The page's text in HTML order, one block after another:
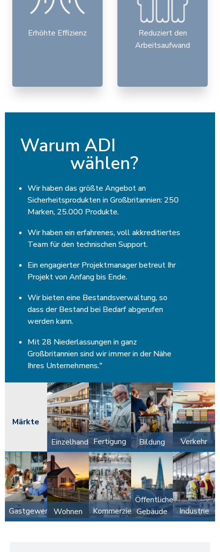
Erhöhte Effizienz
Reduziert den
Arbeitsaufwand
Warum ADI
wählen?
Wir haben das größte Angebot an
Sicherheitsprodukten in Großbritannien: 250
Marken, 25.000 Produkte.
Wir haben ein erfahrenes, voll akkreditiertes
Team für den technischen Support.
Ein engagierter Projektmanager betreut Ihr
Projekt von Anfang bis Ende.
Wir bieten eine Bestandsverwaltung, so
dass der Bestand bei Bedarf abgerufen
werden kann.
Mit 28 Niederlassungen in ganz
Großbritannien sind wir immer in der Nähe
Ihres Unternehmens."
Märkte
EinzelhandelFertigung Bildung Verkehr
GastgewerbeWohnen Kommerziell
Öffentliche
Gebäude
Industrie